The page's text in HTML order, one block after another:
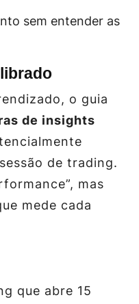
sem entender as
o guia
de insights
de trading.
mas
mede cada
que abre 15